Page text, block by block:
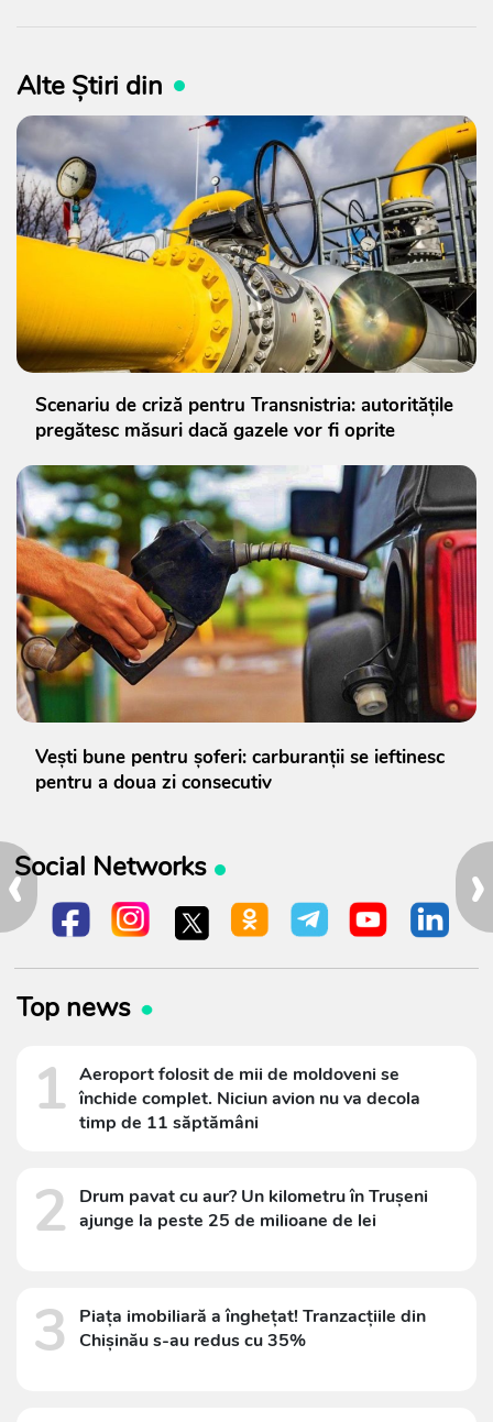
›
‹
Alte Știri din
Scenariu de criză pentru Transnistria: autoritățile
pregătesc măsuri dacă gazele vor fi oprite
Vești bune pentru șoferi: carburanții se ieftinesc
pentru a doua zi consecutiv
Social Networks
Top news
1 Aeroport folosit de mii de moldoveni se
închide complet. Niciun avion nu va decola
timp de 11 săptămâni
2
Drum pavat cu aur? Un kilometru în Trușeni
ajunge la peste 25 de milioane de lei
3
Piața imobiliară a înghețat! Tranzacțiile din
Chișinău s-au redus cu 35%